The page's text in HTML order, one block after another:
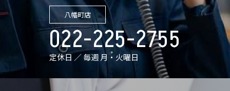
八幡町店
022-225-2755
定休日 ／ 毎週 月・火曜日